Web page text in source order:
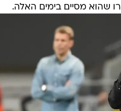
שהוא מסיים בימים האלה.